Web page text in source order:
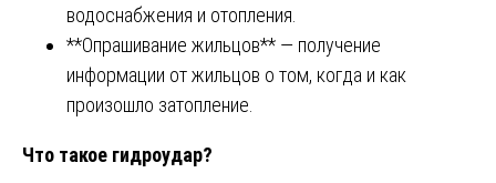
водоснабжения и отопления.
**Опрашивание жильцов** — получение
информации от жильцов о том, когда и как
произошло затопление.
Что такое гидроудар?